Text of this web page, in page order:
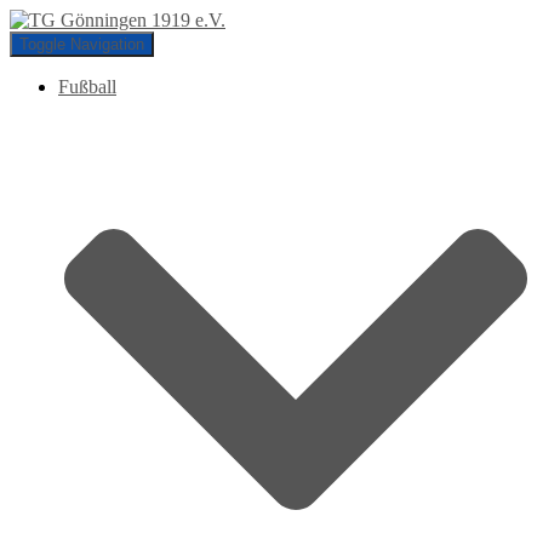
Toggle Navigation
Fußball